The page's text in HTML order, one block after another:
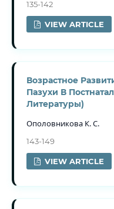
135-142
VIEW ARTICLE
Возрастное
Пазухи В
Литературы)
Ополовникова К. С.
143-149
VIEW ARTICLE